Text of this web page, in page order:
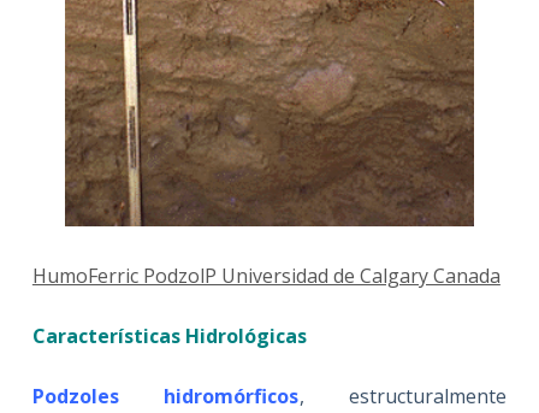
HumoFerric PodzolP Universidad de Calgary Canada
Características Hidrológicas
Podzoles hidromórficos, estructuralmente